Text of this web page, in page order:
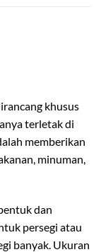
khusus
terletak di
memberikan
minuman,
dan
persegi atau
banyak. Ukuran